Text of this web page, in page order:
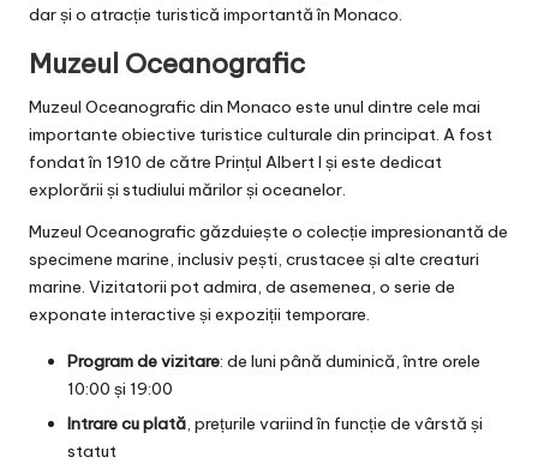
dar și o atracție turistică importantă în Monaco.
Muzeul Oceanografic
Muzeul Oceanografic din Monaco este unul dintre cele mai
importante obiective turistice culturale din principat. A fost
fondat în 1910 de către Prințul Albert I și este dedicat
explorării și studiului mărilor și oceanelor.
Muzeul Oceanografic găzduiește o colecție impresionantă de
specimene marine, inclusiv pești, crustacee și alte creaturi
marine. Vizitatorii pot admira, de asemenea, o serie de
exponate interactive și expoziții temporare.
Program de vizitare: de luni până duminică, între orele
10:00 și 19:00
Intrare cu plată , prețurile variind în funcție de vârstă și
statut